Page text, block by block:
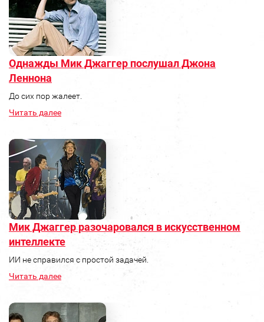
Однажды Мик Джаггер послушал Джона
Леннона
До сих пор жалеет.
Читать далее
Мик Джаггер разочаровался в искусственном
интеллекте
ИИ не справился с простой задачей.
Читать далее